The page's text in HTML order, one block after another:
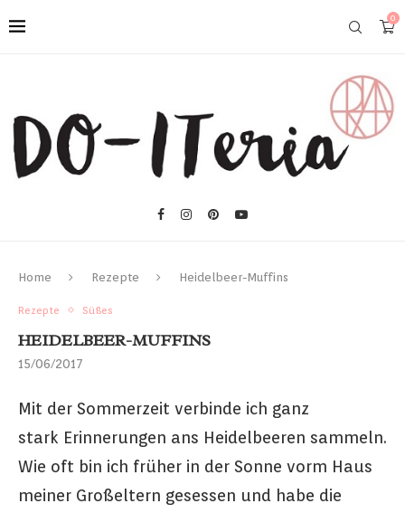
0
Home Rezepte Heidelbeer-Muffins
Rezepte Süßes
HEIDELBEER-MUFFINS
15/06/2017
Mit der Sommerzeit verbinde ich ganz
stark Erinnerungen ans Heidelbeeren sammeln.
Wie oft bin ich früher in der Sonne vorm Haus
meiner Großeltern gesessen und habe die